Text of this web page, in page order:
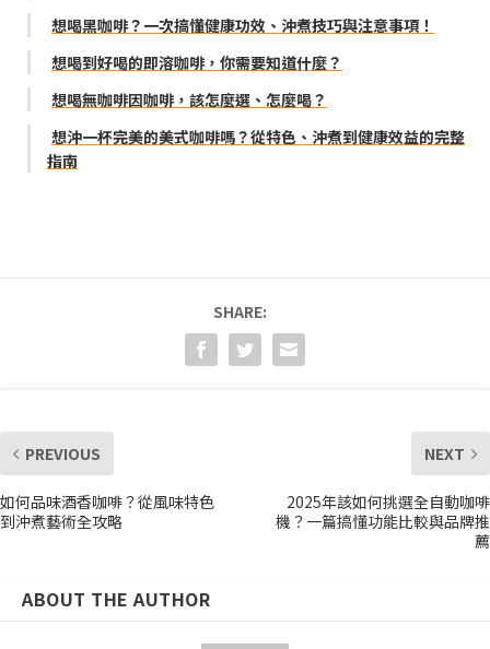
想喝黑咖啡？一次搞懂健康功效、沖煮技巧與注意事項！
想喝到好喝的即溶咖啡，你需要知道什麼？
想喝無咖啡因咖啡，該怎麼選、怎麼喝？
想沖一杯完美的美式咖啡嗎？從特色、沖煮到健康效益的完整
指南
SHARE:
PREVIOUS
如何品味酒香咖啡？從風味特色
到沖煮藝術全攻略
NEXT
2025年該如何挑選全自動咖啡
機？一篇搞懂功能比較與品牌推
薦
ABOUT THE AUTHOR